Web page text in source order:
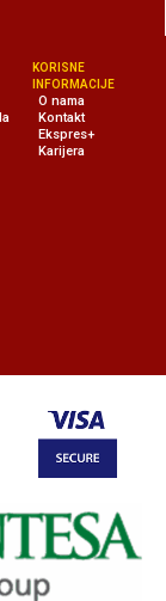
KORISNE
INFORMACIJE
O nama
Kontakt
Ekspres+
Karijera